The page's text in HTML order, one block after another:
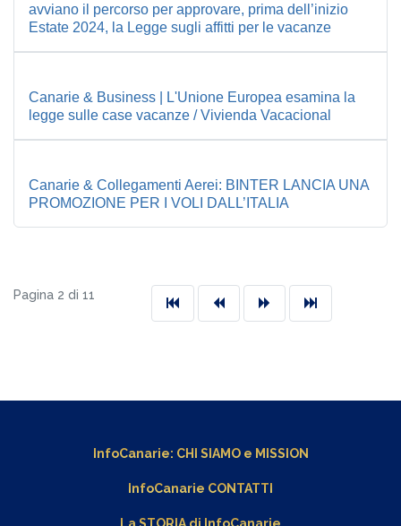
avviano il percorso per approvare, prima dell’inizio
Estate 2024, la Legge sugli affitti per le vacanze
Canarie & Business | L'Unione Europea esamina la
legge sulle case vacanze / Vivienda Vacacional
Canarie & Collegamenti Aerei: BINTER LANCIA UNA
PROMOZIONE PER I VOLI DALL’ITALIA
Pagina 2 di 11
InfoCanarie: CHI SIAMOe MISSION
InfoCanarie CONTATTI